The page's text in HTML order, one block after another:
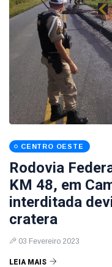
CENTRO OESTE
Rodovia
KM 48, em
interditada
cratera
03 Fevereiro 2023
LEIA MAIS